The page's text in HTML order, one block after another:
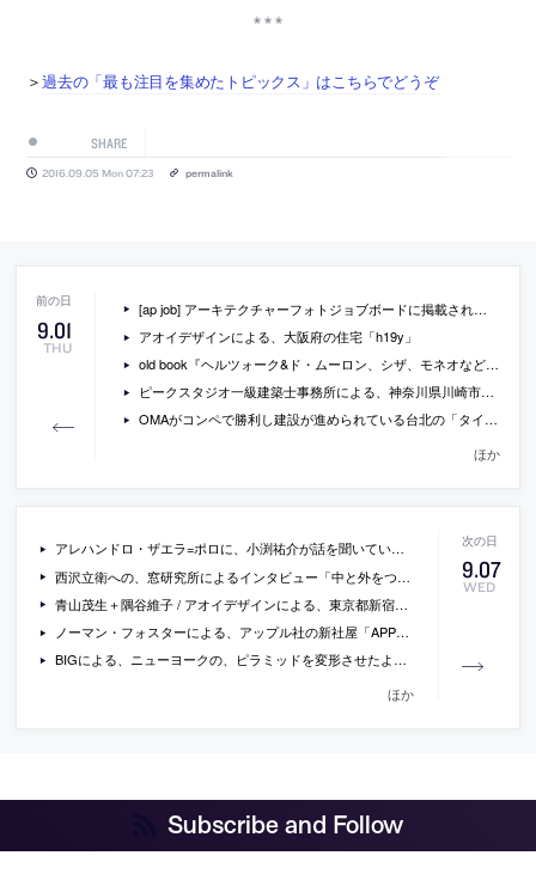
＞過去の「最も注目を集めたトピックス」はこちらでどうぞ
SHARE
2016.09.05 Mon 07:23 permalink
9.01
THU
[ap job] アーキテクチャーフォトジョブボードに掲載されている求人情報一覧(2016/9/2)
アオイデザインによる、大阪府の住宅「h19y」
old book『ヘルツォーク&ド・ムーロン、シザ、モネオなど El Croquis 91』
ピークスタジオ一級建築士事務所による、神奈川県川崎市の築34年のマンションのリノベーション「FRAME HOUSE」
OMAがコンペで勝利し建設が進められている台北の「タイペイ・パフォーミング・アーツ・センター」の新しい現場写真
ほか
9.07
WED
アレハンドロ・ザエラ=ポロに、小渕祐介が話を聞いているインタビュー「なぜこの先生は熱貫流率や雨漏りについて聞いてくるのだろう？」
西沢立衛への、窓研究所によるインタビュー「中と外をつなげる窓」
青山茂生＋隅谷維子 / アオイデザインによる、東京都新宿区の、マンションの住戸の改修「h20e」
ノーマン・フォスターによる、アップル社の新社屋「APPLE CAMPUS 2」の2016年9月の建設の様子をドローンで撮影した動画
BIGによる、ニューヨークの、ピラミッドを変形させたような形状で中庭を持つ集合住宅「Via 57 West」の写真など
ほか
Subscribe and Follow